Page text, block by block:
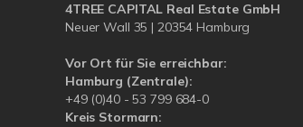
4TREE CAPITAL Real Estate GmbH
Neuer Wall 35 | 20354 Hamburg
Vor Ort für Sie erreichbar:
Hamburg (Zentrale):
+49 (0)40 - 53 799 684-0
Kreis Stormarn: